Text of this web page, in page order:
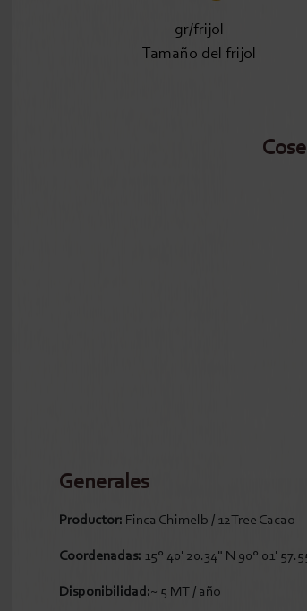
gr/frijol
Tamaño del frijol
Generales
Productor: Finca Chimelb / 12Tree Cacao
Coordenadas: 15° 40' 20.34" N 90° 01'
Disponibilidad:~ 5 MT / año